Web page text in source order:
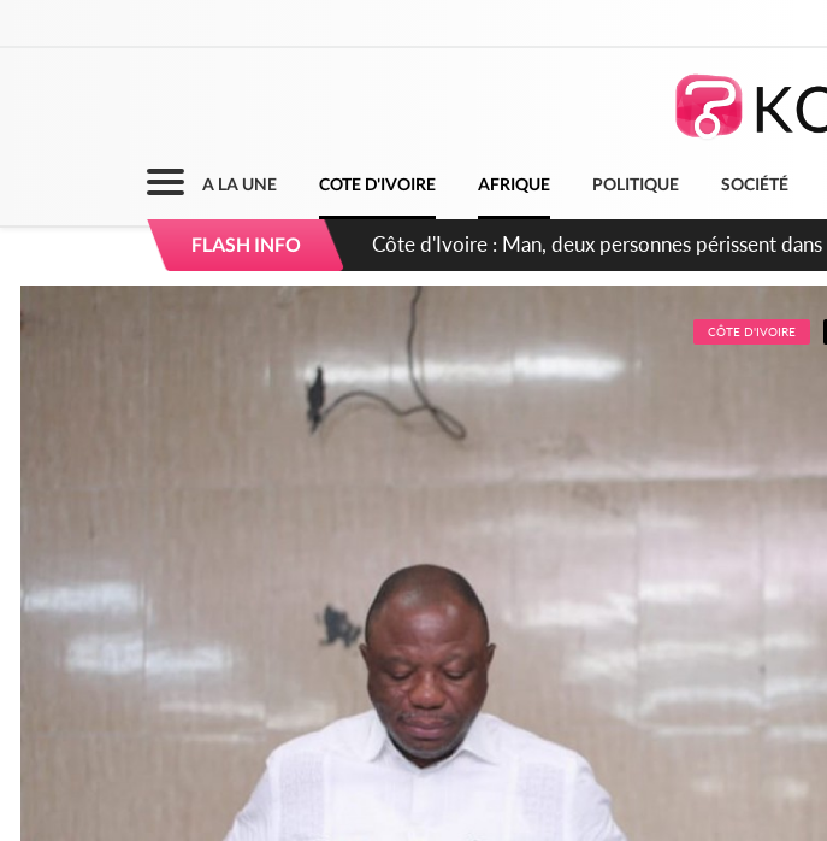
A LA UNE COTE D'IVOIRE AFRIQUE POLITIQUE SOCIÉTÉ
FLASH INFO
Côte d'Ivoire : Séileu, la célébration de la fête
dépigmentants dangereux
CÔTE D'IVOIRE